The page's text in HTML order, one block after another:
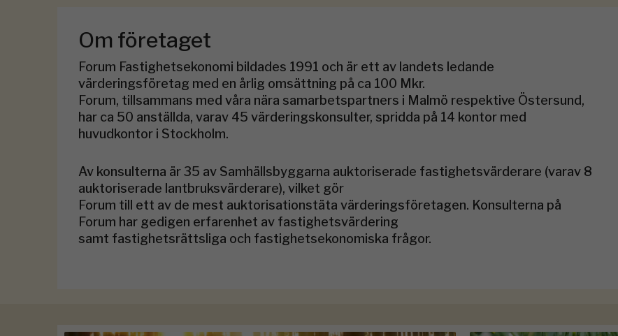
Om företaget
Forum Fastighetsekonomi bildades 1991 och är ett av landets ledande
värderingsföretag med en årlig omsättning på ca 100 Mkr.
Forum, tillsammans med våra nära samarbetspartners i Malmö respektive Östersund,
har ca 50 anställda, varav 45 värderingskonsulter, spridda på 14 kontor med
huvudkontor i Stockholm.
Av konsulterna är 35 av Samhällsbyggarna auktoriserade fastighetsvärderare (varav 8
auktoriserade lantbruksvärderare), vilket gör
Forum till ett av de mest auktorisationstäta värderingsföretagen. Konsulterna på
Forum har gedigen erfarenhet av fastighetsvärdering
samt fastighetsrättsliga och fastighetsekonomiska frågor.